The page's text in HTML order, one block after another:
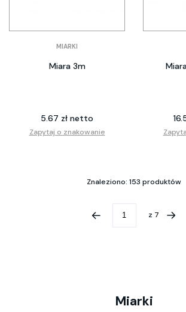
MIARKI
Miara 3m
5.67 zł netto
Zapytaj o znakowanie
Znaleziono: 153 produktów
z 7
Miarki